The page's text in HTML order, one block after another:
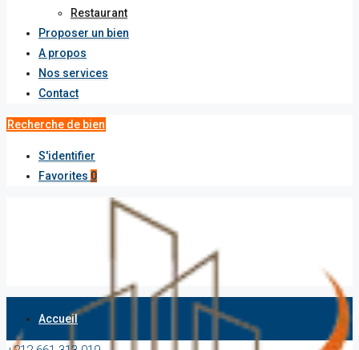
Restaurant
Proposer un bien
A propos
Nos services
Contact
Recherche de bien
S'identifier
Favorites 0
Accueil